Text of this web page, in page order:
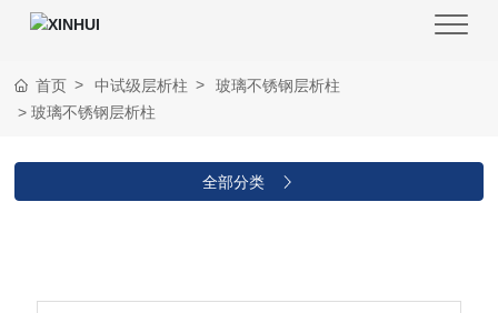
首页 中试级层析柱
玻璃不锈钢层析柱
玻璃不锈钢层析柱
全部分类